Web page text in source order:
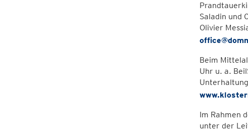
Saladin und
Olivier
Beim
Uhr u. a.
Im Rahmen
unter der